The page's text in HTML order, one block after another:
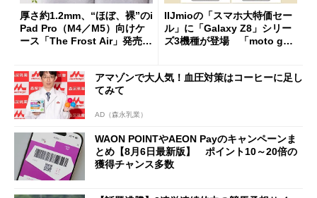
厚さ約1.2mm、“ほぼ、裸”のi
Pad Pro（M4／M5）向けケ
ース「The Frost Air」発売
IIJmioの「スマホ大特価セー
ル」に「Galaxy Z8」シリー
ズ3機種が登場 「moto g37
アマゾンで大人気！血圧対策はコーヒーに足し
てみて
AD（森永乳業）
WAON POINTやAEON Payのキャンペーンま
とめ【8月6日最新版】 ポイント10～20倍の
獲得チャンス多数